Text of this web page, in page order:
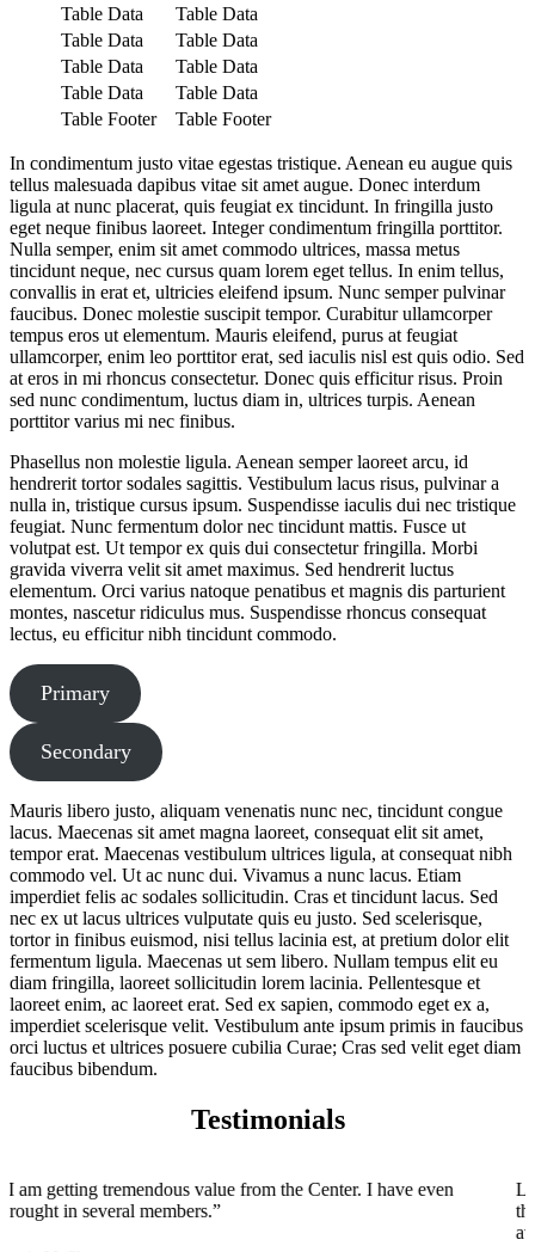
Table Data
Table Data
Table Data
Table Data
Table Data
Table Data
Table Data
Table Data
Table Footer
Table Footer
In condimentum justo vitae egestas tristique. Aenean eu augue quis
tellus malesuada dapibus vitae sit amet augue. Donec interdum
ligula at nunc placerat, quis feugiat ex tincidunt. In fringilla justo
eget neque finibus laoreet. Integer condimentum fringilla porttitor.
Nulla semper, enim sit amet commodo ultrices, massa metus
tincidunt neque, nec cursus quam lorem eget tellus. In enim tellus,
convallis in erat et, ultricies eleifend ipsum. Nunc semper pulvinar
faucibus. Donec molestie suscipit tempor. Curabitur ullamcorper
tempus eros ut elementum. Mauris eleifend, purus at feugiat
ullamcorper, enim leo porttitor erat, sed iaculis nisl est quis odio. Sed
at eros in mi rhoncus consectetur. Donec quis efficitur risus. Proin
sed nunc condimentum, luctus diam in, ultrices turpis. Aenean
porttitor varius mi nec finibus.
Phasellus non molestie ligula. Aenean semper laoreet arcu, id
hendrerit tortor sodales sagittis. Vestibulum lacus risus, pulvinar a
nulla in, tristique cursus ipsum. Suspendisse iaculis dui nec tristique
feugiat. Nunc fermentum dolor nec tincidunt mattis. Fusce ut
volutpat est. Ut tempor ex quis dui consectetur fringilla. Morbi
gravida viverra velit sit amet maximus. Sed hendrerit luctus
elementum. Orci varius natoque penatibus et magnis dis parturient
montes, nascetur ridiculus mus. Suspendisse rhoncus consequat
lectus, eu efficitur nibh tincidunt commodo.
Primary
Secondary
Mauris libero justo, aliquam venenatis nunc nec, tincidunt congue
lacus. Maecenas sit amet magna laoreet, consequat elit sit amet,
tempor erat. Maecenas vestibulum ultrices ligula, at consequat nibh
commodo vel. Ut ac nunc dui. Vivamus a nunc lacus. Etiam
imperdiet felis ac sodales sollicitudin. Cras et tincidunt lacus. Sed
nec ex ut lacus ultrices vulputate quis eu justo. Sed scelerisque,
tortor in finibus euismod, nisi tellus lacinia est, at pretium dolor elit
fermentum ligula. Maecenas ut sem libero. Nullam tempus elit eu
diam fringilla, laoreet sollicitudin lorem lacinia. Pellentesque et
laoreet enim, ac laoreet erat. Sed ex sapien, commodo eget ex a,
imperdiet scelerisque velit. Vestibulum ante ipsum primis in faucibus
orci luctus et ultrices posuere cubilia Curae; Cras sed velit eget diam
faucibus bibendum.
Testimonials
even
Leadership Speaker Series: “It was a great
the five shareholders attending this program. I know